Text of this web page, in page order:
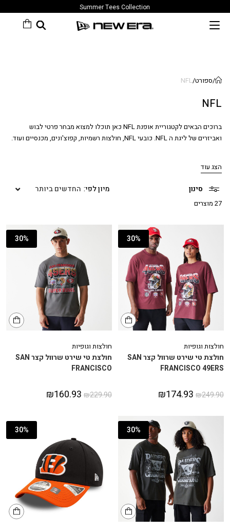
Summer Tees Collection
/ספורט/
NFL
NFL
ברוכים הבאים לקטגוריית אופנת NFL כאן תוכלו למצוא מבחר פרטי לבוש
ואביזרים של ליגת ה NFL. כובעי NFL, חולצות רשמיות, קפוצ'ונים, מכנסיים ועוד.
הצג עוד
סינון
27 מוצרים
החדשים ביותר
30%
חולצות וגופיות
חולצת טי שירט שרוול קצר SAN
FRANCISCO 49ERS
₪249.90
₪174.93
30%
חולצות וגופיות
חולצת טי שירט שרוול קצר SAN
FRANCISCO
₪229.90
₪160.93
30%
30%